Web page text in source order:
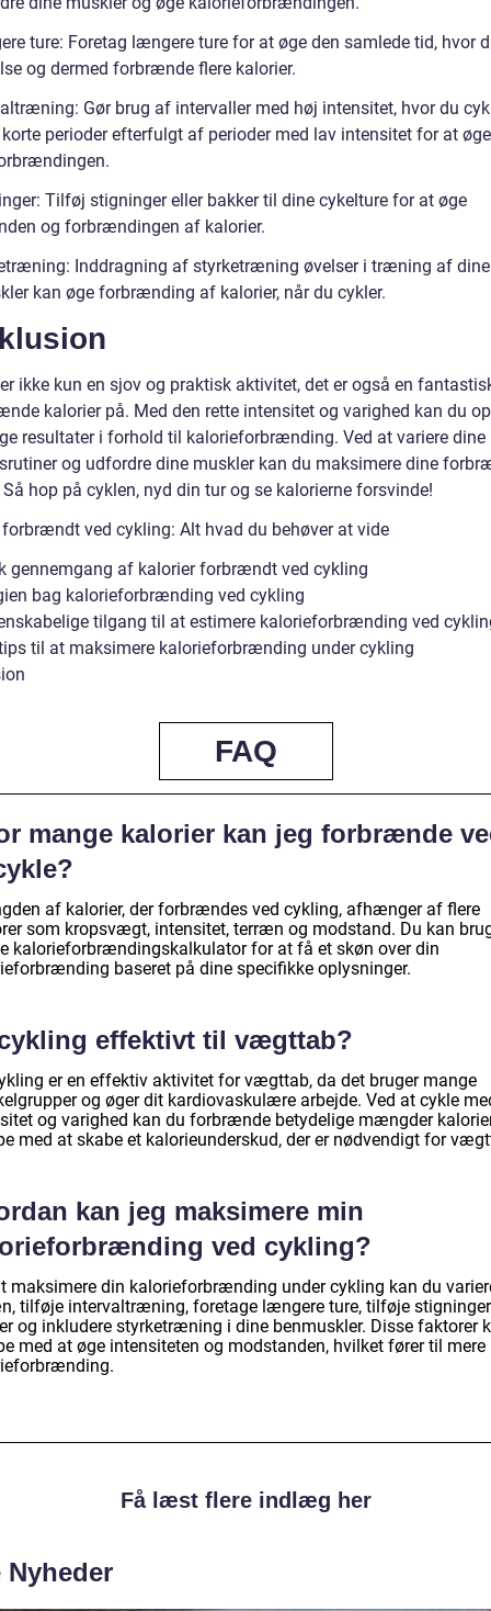
ture: Foretag længere ture for at øge den samlede tid, hvor
og dermed forbrænde flere kalorier.
Gør brug af intervaller med høj intensitet, hvor du
perioder efterfulgt af perioder med lav intensitet for at øge
Tilføj stigninger eller bakker til dine cykelture for at øge
og forbrændingen af kalorier.
Inddragning af styrketræning øvelser i træning af dine
kan øge forbrænding af kalorier, når du cykler.
ikke kun en sjov og praktisk aktivitet, det er også en
kalorier på. Med den rette intensitet og varighed kan du
resultater i forhold til kalorieforbrænding. Ved at variere dine
og udfordre dine muskler kan du maksimere dine
hop på cyklen, nyd din tur og se kalorierne forsvinde!
ved cykling: Alt hvad du behøver at vide
gennemgang af kalorier forbrændt ved cykling
bag kalorieforbrænding ved cykling
tilgang til at estimere kalorieforbrænding ved
til at maksimere kalorieforbrænding under cykling
FAQ
mange kalorier kan jeg forbrænde
af kalorier, der forbrændes ved cykling, afhænger af flere
som kropsvægt, intensitet, terræn og modstand. Du kan
kalorieforbrændingskalkulator for at få et skøn over din
baseret på dine specifikke oplysninger.
effektivt til vægttab?
er en effektiv aktivitet for vægttab, da det bruger mange
og øger dit kardiovaskulære arbejde. Ved at cykle
og varighed kan du forbrænde betydelige mængder
med at skabe et kalorieunderskud, der er nødvendigt for
kan jeg maksimere min
ved cykling?
maksimere din kalorieforbrænding under cykling kan du
tilføje intervaltræning, foretage længere ture, tilføje
og inkludere styrketræning i dine benmuskler. Disse faktorer
med at øge intensiteten og modstanden, hvilket fører til mere
Få læst flere indlæg her
Nyheder